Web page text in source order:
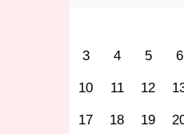
3 4 5 6
10 11 12
17 18 19